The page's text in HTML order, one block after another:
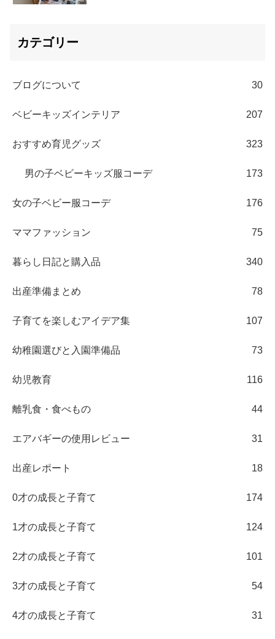
カテゴリー
ブログについて 30
ベビーキッズインテリア 207
おすすめ育児グッズ 323
男の子ベビーキッズ服コーデ 173
女の子ベビー服コーデ 176
ママファッション 75
暮らし日記と購入品 340
出産準備まとめ 78
子育てを楽しむアイデア集 107
幼稚園選びと入園準備品 73
幼児教育 116
離乳食・食べもの 44
エアバギーの使用レビュー 31
出産レポート 18
0才の成長と子育て 174
1才の成長と子育て 124
2才の成長と子育て 101
3才の成長と子育て 54
4才の成長と子育て 31